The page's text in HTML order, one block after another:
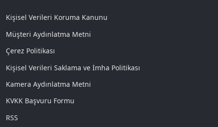
Kişisel Verileri Koruma Kanunu
Müşteri Aydınlatma Metni
Çerez Politikası
Kişisel Verileri Saklama ve İmha Politikası
Kamera Aydınlatma Metni
KVKK Başvuru Formu
RSS